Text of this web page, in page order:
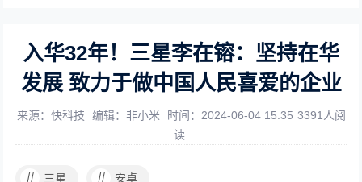
入华32年！三星李在镕：坚持在华
发展 致力于做中国人民喜爱的企业
来源：快科技 编辑：非小米 时间：2024-06-04 15:35 3391人阅
读
# 三星 # 安卓